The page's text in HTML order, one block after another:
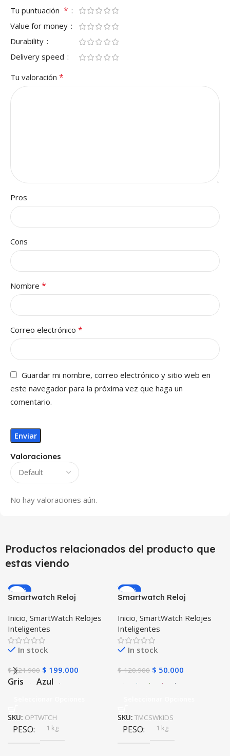
Valoraciones
No hay valoraciones aún.
Tu puntuación *
Value for money
Durability
Delivery speed
Tu valoración *
Pros
Cons
Nombre *
Correo electrónico *
Guardar mi nombre, correo electrónico y sitio web en
este navegador para la próxima vez que haga un
comentario.
Productos relacionados del producto que
estas viendo
-10%
Smartwatch Reloj
WATCH™ (KW37 PRO) Mide
Temperatura Presión
Arterial y Ritmo Cardíaco
Inicio, SmartWatch Relojes
Inteligentes
In stock
$221.900 $ 199.000
Gris Azul
SKU: OPTWTCH
PESO 1 kg
-59%
Smartwatch Reloj
GPS Ubicar Niños SOS
Inicio, SmartWatch Relojes
Inteligentes
In stock
$120.900 $ 50.000
SKU: TMCSWKIDS
PESO 1 kg